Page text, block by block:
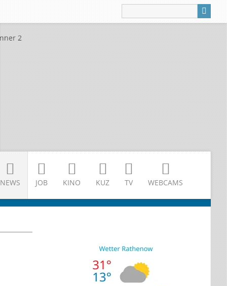
NEWS JOB KINO KUZ TV WEBCAMS